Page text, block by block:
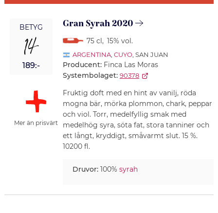
BETYG
14
189:-
Mer än prisvärt
Gran Syrah 2020
75 cl, 15% vol.
ARGENTINA, CUYO, SAN JUAN
Producent: Finca Las Moras
Systembolaget: 90378
Fruktig doft med en hint av vanilj, röda
mogna bär, mörka plommon, chark, peppar
och viol. Torr, medelfyllig smak med
medelhög syra, söta fat, stora tanniner och
ett långt, kryddigt, småvarmt slut. 15 %.
10200 fl.
Druvor:100% syrah